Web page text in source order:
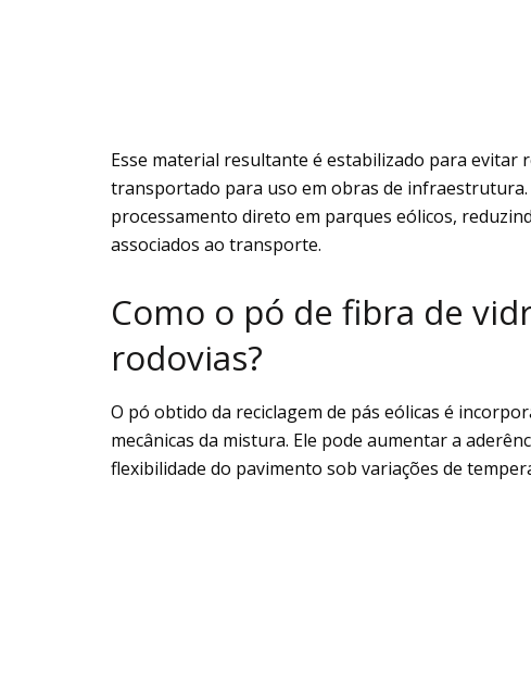
Esse material resultante é estabilizado para evitar
transportado para uso em obras de
processamento direto em parques eólicos,
associados ao transporte.
Como o pó de fibra de
rodovias?
O pó obtido da reciclagem de pás eólicas é
mecânicas da mistura. Ele pode aumentar a
flexibilidade do pavimento sob variações de